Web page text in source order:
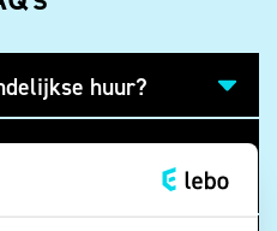
huur?
krijgen. Wat